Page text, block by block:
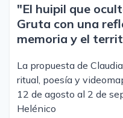
"El huipil que
Gruta con una
memoria y el
La propuesta de
ritual, poesía y
12 de agosto al 2 de
Helénico